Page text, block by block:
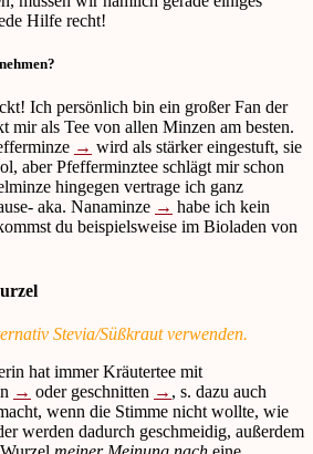
Hilfe recht!
Ich persönlich bin ein großer Fan der
mir als Tee von allen Minzen am besten.
→ wird als stärker eingestuft, sie
aber Pfefferminztee schlägt mir schon
hingegen vertrage ich ganz
aka. Nanaminze → habe ich kein
du beispielsweise im Bioladen von
Stevia/Süßkraut verwenden.
hat immer Kräutertee mit
→ oder geschnitten → , s. dazu auch
wenn die Stimme nicht wollte, wie
werden dadurch geschmeidig, außerdem